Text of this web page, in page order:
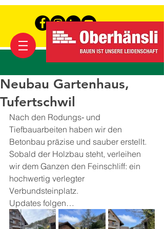
Neubau Gartenhaus,
Tufertschwil
Nach den Rodungs‑ und
Tiefbauarbeiten haben wir den
Betonbau präzise und sauber erstellt.
Sobald der Holzbau steht, verleihen
wir dem Ganzen den Feinschliff: ein
hochwertig verlegter
Verbundsteinplatz.
Updates folgen…